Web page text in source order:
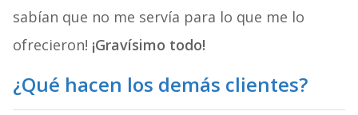
sabían que no me servía para lo que me lo
ofrecieron! ¡Gravísimo todo!
¿Qué hacen los demás clientes?